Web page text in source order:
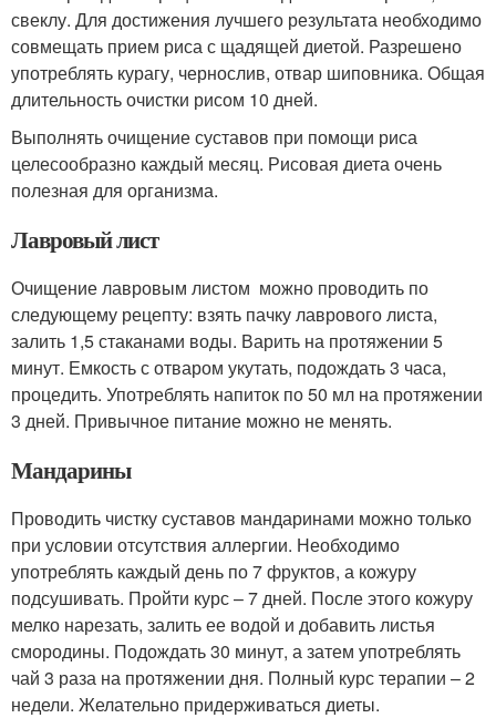
свеклу. Для достижения лучшего результата необходимо
совмещать прием риса с щадящей диетой. Разрешено
употреблять курагу, чернослив, отвар шиповника. Общая
длительность очистки рисом 10 дней.
Выполнять очищение суставов при помощи риса
целесообразно каждый месяц. Рисовая диета очень
полезная для организма.
Лавровый лист
Очищение лавровым листом можно проводить по
следующему рецепту: взять пачку лаврового листа,
залить 1,5 стаканами воды. Варить на протяжении 5
минут. Емкость с отваром укутать, подождать 3 часа,
процедить. Употреблять напиток по 50 мл на протяжении
3 дней. Привычное питание можно не менять.
Мандарины
Проводить чистку суставов мандаринами можно только
при условии отсутствия аллергии. Необходимо
употреблять каждый день по 7 фруктов, а кожуру
подсушивать. Пройти курс – 7 дней. После этого кожуру
мелко нарезать, залить ее водой и добавить листья
смородины. Подождать 30 минут, а затем употреблять
чай 3 раза на протяжении дня. Полный курс терапии – 2
недели. Желательно придерживаться диеты.